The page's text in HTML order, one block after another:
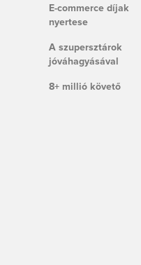
E-commerce díjak
nyertese
A szupersztárok
jóváhagyásával
8+ millió követő